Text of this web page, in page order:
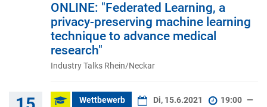
ONLINE: "Federated Learning, a
privacy-preserving machine learning
technique to advance medical
research"
Industry Talks Rhein/Neckar
Wettbewerb Di, 15.6.2021 19:00 —